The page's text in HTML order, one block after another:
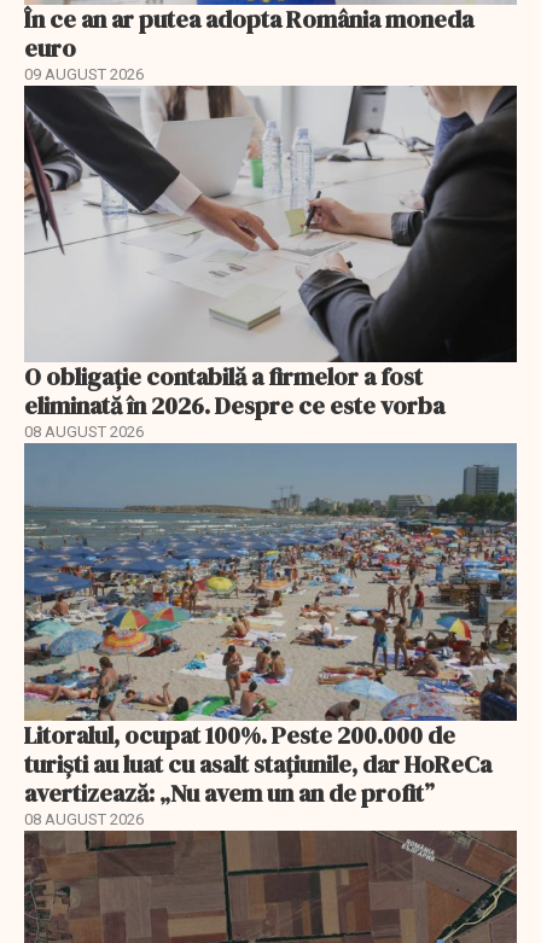
În ce an ar putea adopta România moneda
euro
09 AUGUST 2026
O obligație contabilă a firmelor a fost
eliminată în 2026. Despre ce este vorba
08 AUGUST 2026
Litoralul, ocupat 100%. Peste 200.000 de
turiști au luat cu asalt stațiunile, dar HoReCa
avertizează: „Nu avem un an de profit”
08 AUGUST 2026